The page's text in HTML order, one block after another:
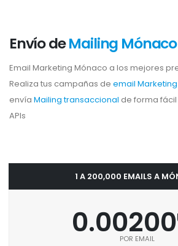
Envío deMailing Mónaco
Email Marketing Mónaco a los mejores
Realiza tus campañas de email
envía Mailing transaccional de forma
APIs
1 A 200,000 EMAILS A
0.00200
POR EMAIL